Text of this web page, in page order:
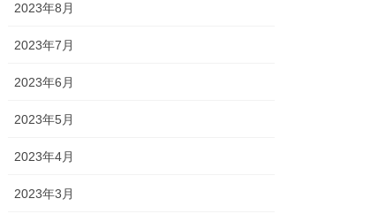
2023年8月
2023年7月
2023年6月
2023年5月
2023年4月
2023年3月